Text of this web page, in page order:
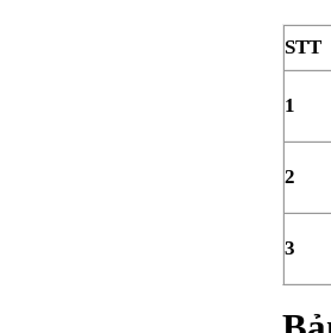
STT
1
2
3